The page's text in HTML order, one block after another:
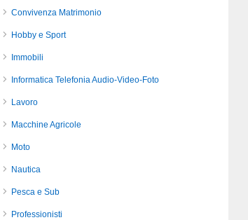
Convivenza Matrimonio
Hobby e Sport
Immobili
Informatica Telefonia Audio-Video-Foto
Lavoro
Macchine Agricole
Moto
Nautica
Pesca e Sub
Professionisti